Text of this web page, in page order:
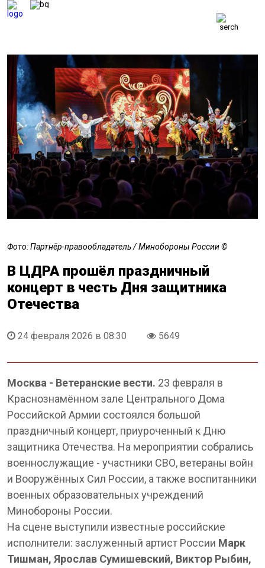
ВЕТЕРАНСКИЕ
БЕЗОПАСНОСТЬ
ОБОРОНА
ЗАКОН
ПОЛИТИКА
ИСТОРИЯ
ОБЩЕСТВО
ЭКОНОМИКА
Фото: Партнёр-правообладатель / Минобороны России ©
В ЦДРА прошёл праздничный
концерт в честь Дня защитника
Отечества
24 февраля 2026 в 08:30 5649
Москва - Ветеранские вести. 23 февраля в
Краснознамённом зале Центрального Дома
Российской Армии состоялся большой
праздничный концерт, приуроченный к Дню
защитника Отечества. На мероприятии собрались
военнослужащие - участники СВО, ветераны войн
и Вооружённых Сил России, а также воспитанники
военных образовательных учреждений
Минобороны России.
На сцене выступили известные российские
исполнители: заслуженный артист России Марк
Тишман, Ярослав Сумишевский, Виктор Рыбин,